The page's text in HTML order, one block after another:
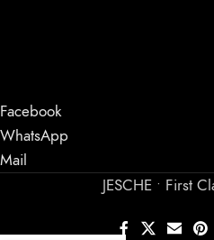
Facebook
WhatsApp
Mail
JESCHE • First